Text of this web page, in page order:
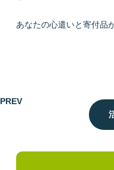
あなたの心遣いと寄付品
PREV